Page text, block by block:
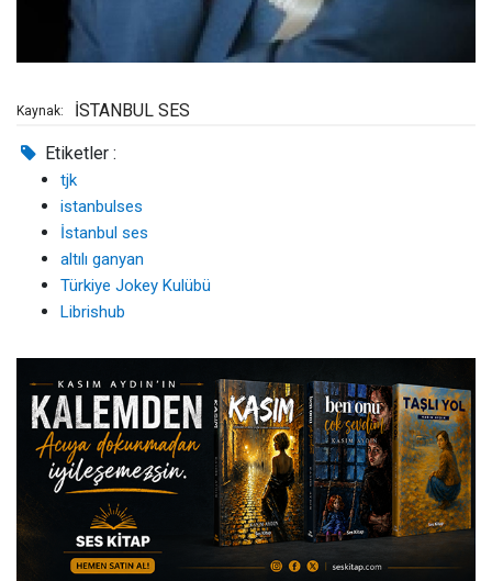
Kaynak: İSTANBUL SES
Etiketler :
tjk
istanbulses
İstanbul ses
altılı ganyan
Türkiye Jokey Kulübü
Librishub